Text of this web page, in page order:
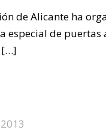
de Alicante ha
especial de puertas
[…]